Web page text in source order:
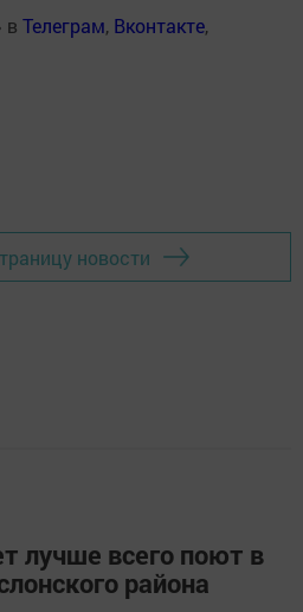
в Телеграм, Вконтакте,
новости
лучше всего поют в
района